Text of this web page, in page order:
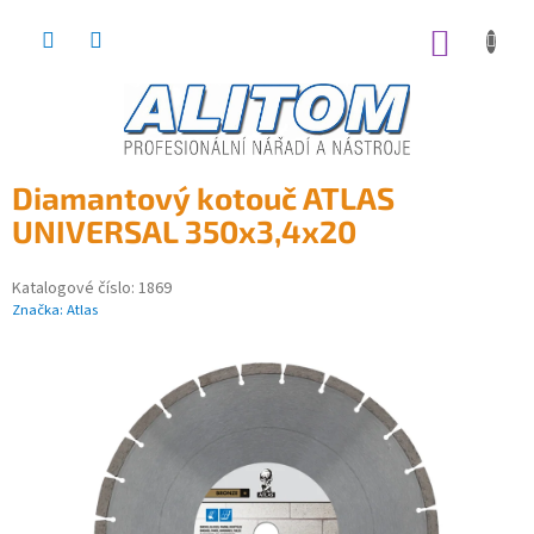
Diamantový kotouč ATLAS
UNIVERSAL 350x3,4x20
Katalogové číslo: 1869
Značka: Atlas